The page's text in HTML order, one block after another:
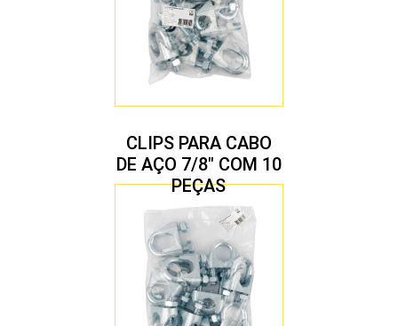
CLIPS PARA CABO
DE AÇO 7/8″ COM 10
PEÇAS